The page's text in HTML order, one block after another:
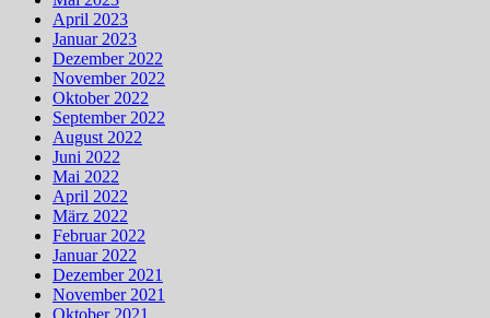
April 2023
Januar 2023
Dezember 2022
November 2022
Oktober 2022
September 2022
August 2022
Juni 2022
Mai 2022
April 2022
März 2022
Februar 2022
Januar 2022
Dezember 2021
November 2021
Oktober 2021